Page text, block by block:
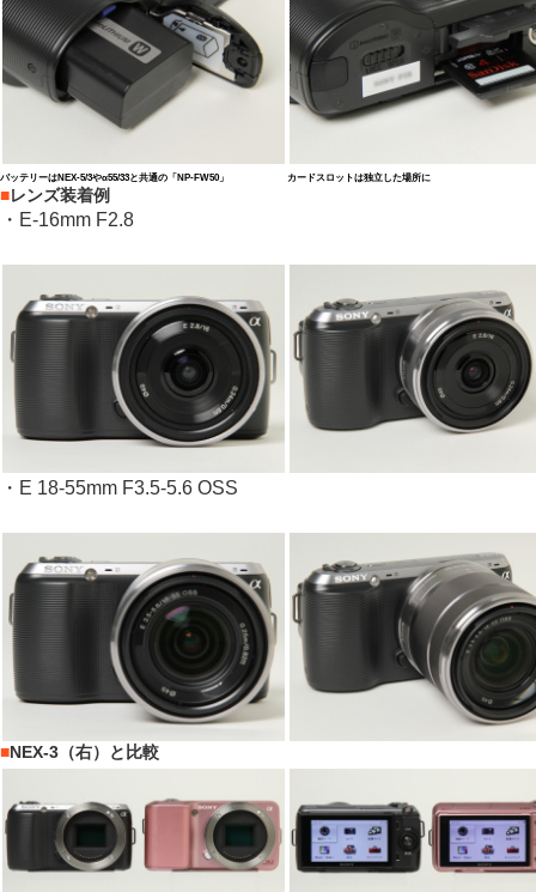
バッテリーはNEX-5/3やα55/33と共通の「NP-FW50」 カードスロットは独立した場所に
■レンズ装着例
・E-16mm F2.8
・E 18-55mm F3.5-5.6 OSS
■NEX-3（右）と比較